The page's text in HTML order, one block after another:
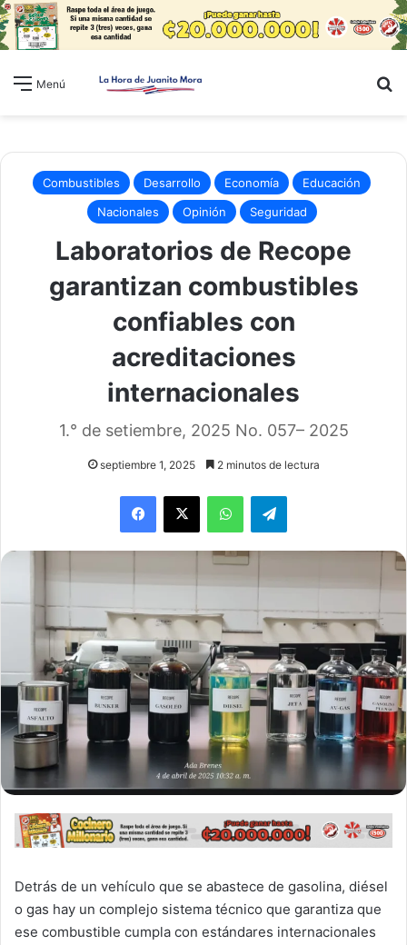
Menú
Combustibles Desarrollo Economía
Educación
Nacionales
Opinión Seguridad
Laboratorios de Recope
garantizan combustibles
confiables con
acreditaciones
internacionales
1.° de setiembre, 2025 No. 057– 2025
septiembre 1, 2025 2 minutos de lectura
WhatsAppTelegram
Detrás de un vehículo que se abastece de gasolina, diésel
o gas hay un complejo sistema técnico que garantiza que
ese combustible cumpla con estándares internacionales